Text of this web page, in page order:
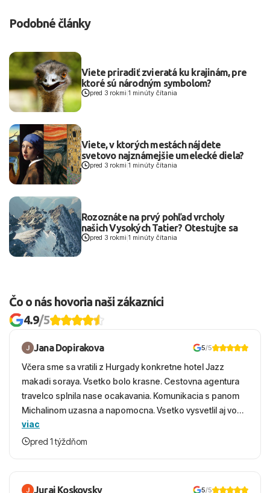
Podobné články
Viete priradiť zvieratá ku krajinám, pre
ktoré sú národným symbolom?
pred 3 rokmi 1 minúty čítania
Viete, v ktorých mestách nájdete
svetovo najznámejšie umelecké diela?
pred 3 rokmi 1 minúty čítania
Rozoznáte na prvý pohľad vrcholy
našich Vysokých Tatier? Otestujte sa
pred 3 rokmi 1 minúty čítania
Čo o nás hovoria naši zákazníci
4.9/5
Jana Dopirakova 5/5
Včera sme sa vratili z Hurgady konkretne hotel Jazz
makadi soraya. Vsetko bolo krasne. Cestovna agentura
travelco splnila nase ocakavania. Komunikacia s panom
Michalinom uzasna a napomocna. Vsetko vysvetlil aj vo
vecernych hodinach zaco sa ospravedlnujem. Hotel
krasny, cisty. Sluzby top. Strava, prostredie, more,
viac
pred 1 týždňom
Juraj Koskovsky 5/5